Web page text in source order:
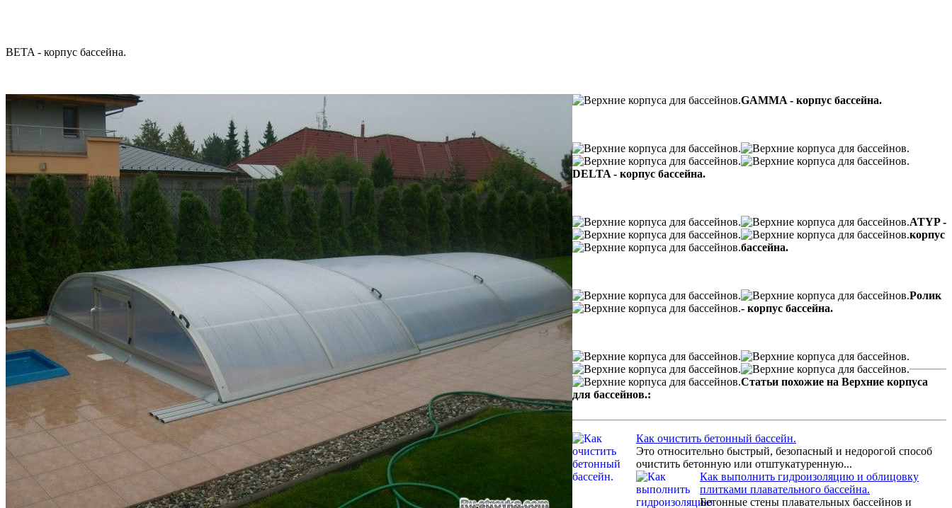
BETA - корпус бассейна.
GAMMA - корпус бассейна.
DELTA - корпус бассейна.
ATYP -
корпус
бассейна.
Ролик
- корпус бассейна.
Статьи похожие на Верхние корпуса
для бассейнов.:
Как очистить бетонный бассейн.
Это относительно быстрый, безопасный и недорогой способ
очистить бетонную или отштукатуренную...
Как выполнить гидроизоляцию и облицовку
плитками плавательного бассейна.
Бетонные стены плавательных бассейнов и